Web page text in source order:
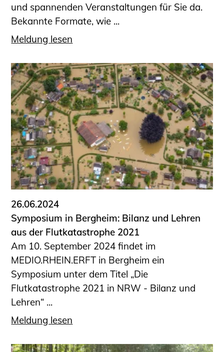
und spannenden Veranstaltungen für Sie da.
Bekannte Formate, wie ...
Meldung lesen
26.06.2024
Symposium in Bergheim: Bilanz und Lehren
aus der Flutkatastrophe 2021
Am 10. September 2024 findet im
MEDIO.RHEIN.ERFT in Bergheim ein
Symposium unter dem Titel „Die
Flutkatastrophe 2021 in NRW - Bilanz und
Lehren“ ...
Meldung lesen